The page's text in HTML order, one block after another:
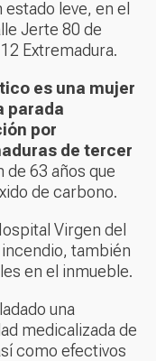
leve, en el
Jerte 80 de
Extremadura.
es una mujer
parada
por
de tercer
de 63 años que
de carbono.
Virgen del
también
en el inmueble.
una
medicalizada de
como efectivos